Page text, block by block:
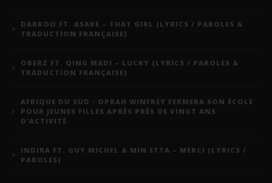
DARKOO FT. ASAKE – THAT GIRL (LYRICS / PAROLES &
TRADUCTION FRANÇAISE)
OBERZ FT. QING MADI – LUCKY (LYRICS / PAROLES &
TRADUCTION FRANÇAISE)
AFRIQUE DU SUD : OPRAH WINFREY FERMERA SON ÉCOLE
POUR JEUNES FILLES APRÈS PRÈS DE VINGT ANS
D’ACTIVITÉ
INDIRA FT. GUY MICHEL & MIN ETTA – MERCI (LYRICS /
PAROLES)